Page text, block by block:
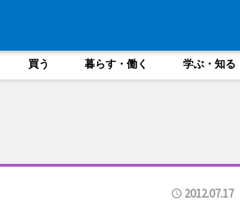
買う 暮らす・働く 学ぶ・知る
2012.07.17